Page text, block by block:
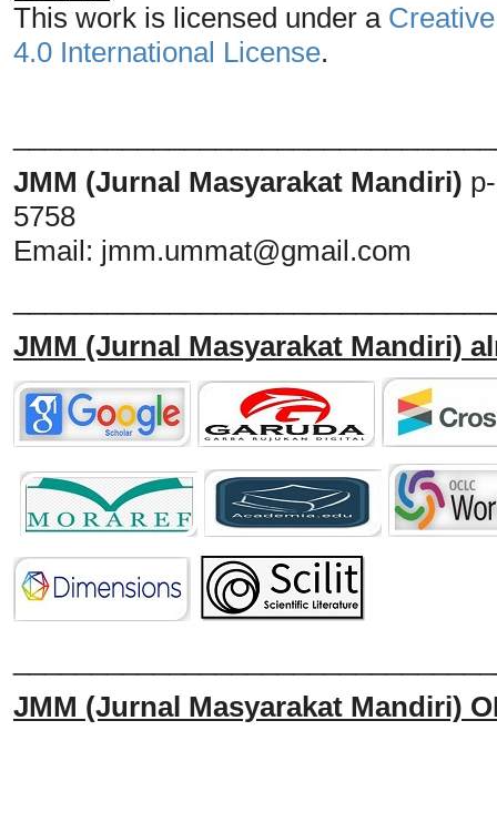
This work is licensed under a
4.0 International License.
JMM (Jurnal Masyarakat Mandiri)
5758
Email: jmm.ummat@gmail.com
JMM (Jurnal Masyarakat Mandiri)
JMM (Jurnal Masyarakat Mandiri)